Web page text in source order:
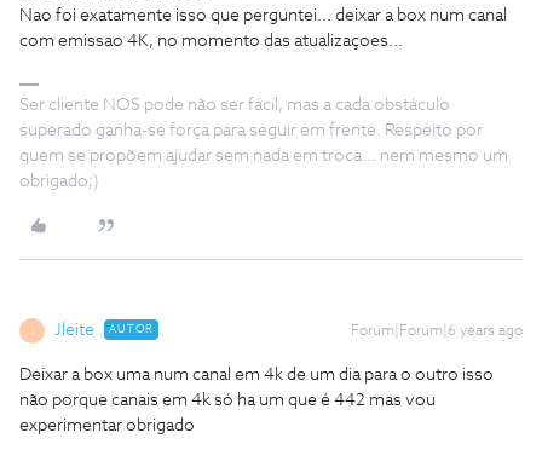
Nao foi exatamente isso que perguntei... deixar a box num canal
com emissao 4K, no momento das atualizaçoes...
Ser cliente NOS pode não ser fácil, mas a cada obstáculo
superado ganha-se força para seguir em frente. Respeito por
quem se propõem ajudar sem nada em troca... nem mesmo um
obrigado;)
Jleite AUTOR Forum|Forum|6 years ago
Deixar a box uma num canal em 4k de um dia para o outro isso
não porque canais em 4k só ha um que é 442 mas vou
experimentar obrigado